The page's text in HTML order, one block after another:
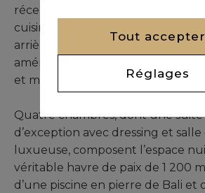
réception traversante baignée de
cuisine hautement équipée
arrière-cuisine fonctionnelle, et
aménagement intérieur pensé
et matériaux de qualité.
Quatre chambres, dont une
d’exception avec dressing et salle
luxueuse, composent l’espace
véritable havre de paix de 1 200
d’une piscine en pierre de Bali et
Tout accepter
Réglages